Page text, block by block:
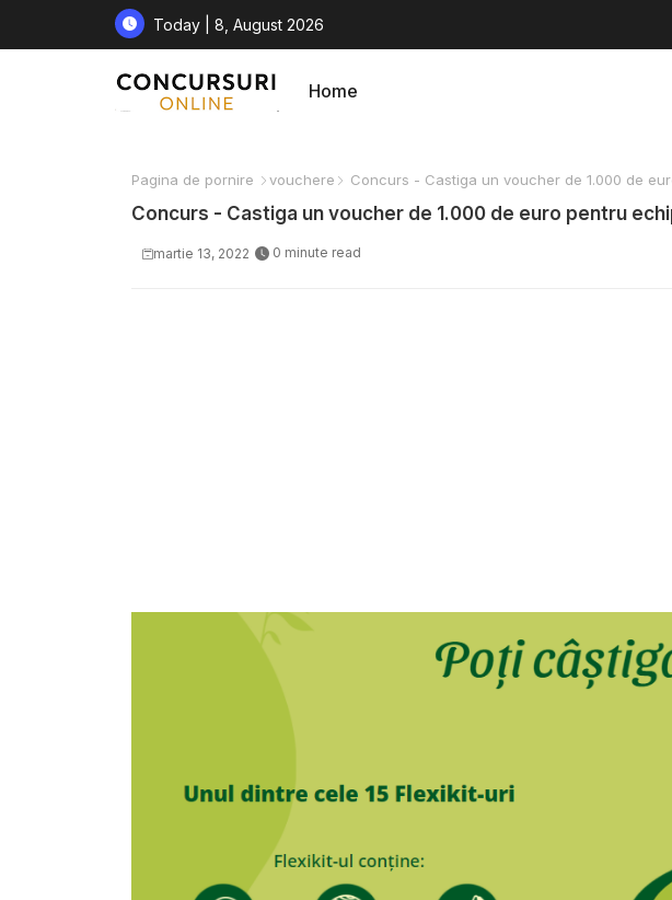
Today | 8, August 2026
Home
Pagina de pornire vouchere Concurs - Castiga un voucher de 1.000 de
Concurs - Castiga un voucher de 1.000 de euro pentru
martie 13, 2022 0 minute read